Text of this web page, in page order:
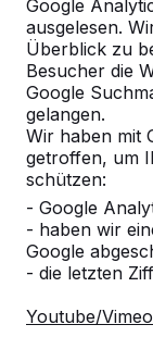
Google
ausgelesen.
Überblick zu
Besucher die
Google
gelangen.
Wir haben mit
getroffen, um
schützen:
- Google
- haben wir
Google
- die letzten
Youtube/
ein HeBlad-
Produkt
Alles
Kategorie
Alles
Ort oder